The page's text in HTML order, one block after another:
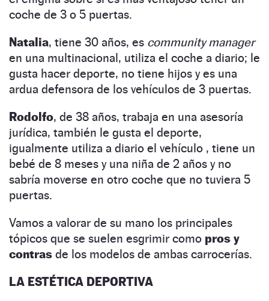
coche de 3 o 5 puertas.
Natalia, tiene 30 años, es community manager
en una multinacional, utiliza el coche a diario; le
gusta hacer deporte, no tiene hijos y es una
ardua defensora de los vehículos de 3 puertas.
Rodolfo, de 38 años, trabaja en una asesoría
jurídica, también le gusta el deporte,
igualmente utiliza a diario el vehículo , tiene un
bebé de 8 meses y una niña de 2 años y no
sabría moverse en otro coche que no tuviera 5
puertas.
Vamos a valorar de su mano los principales
tópicos que se suelen esgrimir como pros y
contras de los modelos de ambas carrocerías.
LA ESTÉTICA DEPORTIVA